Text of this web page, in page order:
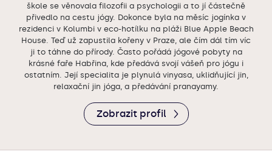
škole se věnovala filozofii a psychologii a to jí částečně
přivedlo na cestu jógy. Dokonce byla na měsíc jogínka v
rezidenci v Kolumbi v eco-hotílku na pláži Blue Apple Beach
House. Teď už zapustila kořeny v Praze, ale čím dál tím víc
ji to táhne do přírody. Často pořádá jógové pobyty na
krásné faře Habřina, kde předává svojí vášeň pro jógu i
ostatním. Její specialita je plynulá vinyasa, uklidňující jin,
relaxační jin jóga, a předávání pranayamy.
Zobrazit profil